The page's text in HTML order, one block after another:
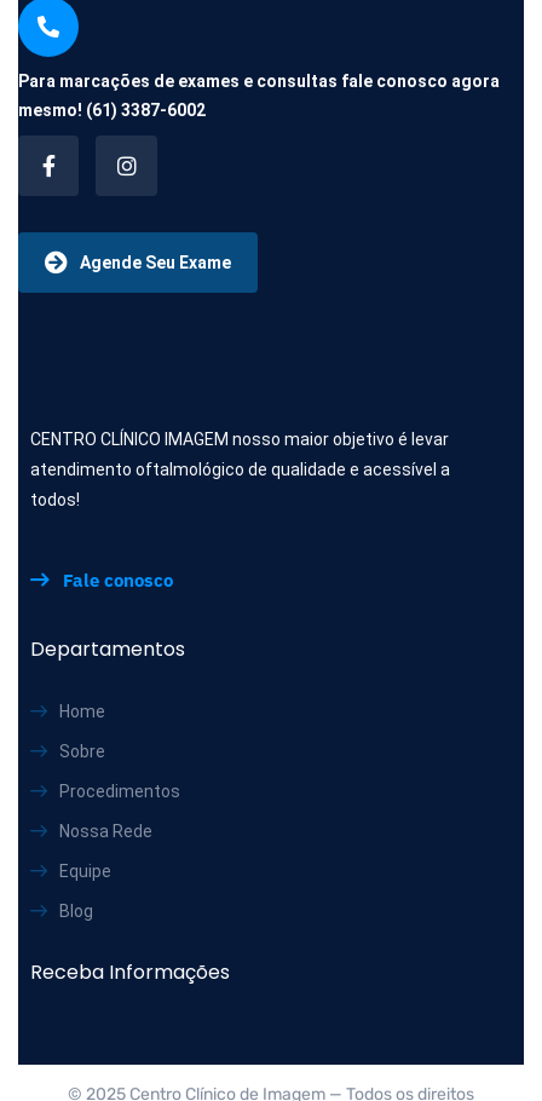
Para marcações de exames e consultas fale conosco agora
mesmo! (61) 3387-6002
Agende Seu Exame
CENTRO CLÍNICO IMAGEM nosso maior objetivo é levar
atendimento oftalmológico de qualidade e acessível a
todos!
Fale conosco
Departamentos
Home
Sobre
Procedimentos
Nossa Rede
Equipe
Blog
Receba Informações
© 2025 Centro Clínico de Imagem — Todos os direitos